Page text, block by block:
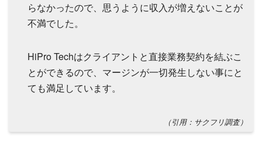
らなかったので、思うように収入が増えないことが
不満でした。
HiPro Techはクライアントと直接業務契約を結ぶこ
とができるので、マージンが一切発生しない事にと
ても満足しています。
（引用：サクフリ調査）